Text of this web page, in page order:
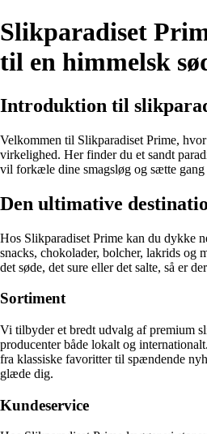
Slikparadiset
til en himmelsk
Introduktion til
Velkommen til Slikparadiset Prime,
virkelighed. Her finder du et sandt
vil forkæle dine smagsløg og sætte
Den ultimative
Hos Slikparadiset Prime kan du dykke
snacks, chokolader, bolcher, lakrids og
det søde, det sure eller det salte, så er
Sortiment
Vi tilbyder et bredt udvalg af premium
producenter både lokalt og
fra klassiske favoritter til spændende
glæde dig.
Kundeservice